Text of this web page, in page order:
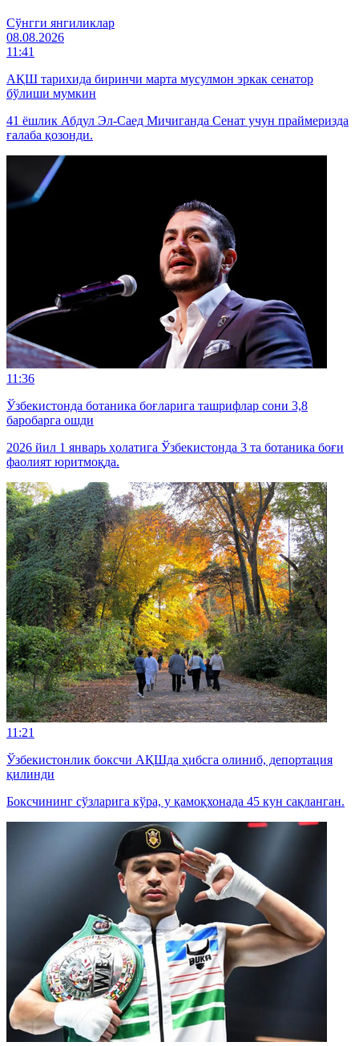
Cўнгги янгиликлар
08.08.2026
11:41
АҚШ тарихида биринчи марта мусулмон эркак сенатор
бўлиши мумкин
41 ёшлик Абдул Эл-Саед Мичиганда Сенат учун праймеризда
ғалаба қозонди.
11:36
Ўзбекистонда ботаника боғларига ташрифлар сони 3,8
баробарга ошди
2026 йил 1 январь ҳолатига Ўзбекистонда 3 та ботаника боғи
фаолият юритмоқда.
11:21
Ўзбекистонлик боксчи АҚШда ҳибсга олиниб, депортация
қилинди
Боксчининг сўзларига кўра, у қамоқхонада 45 кун сақланган.